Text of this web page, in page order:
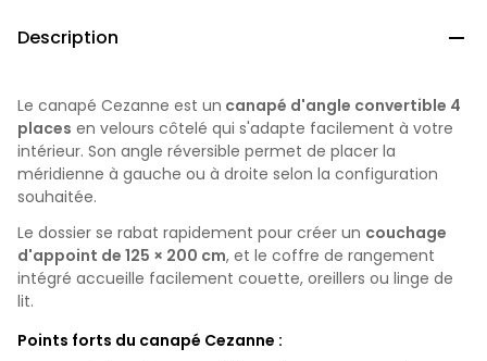
Description 
Le canapé Cezanne est un canapé d'angle convertible 4
places en velours côtelé qui s'adapte facilement à votre
intérieur. Son angle réversible permet de placer la
méridienne à gauche ou à droite selon la configuration
souhaitée.
Le dossier se rabat rapidement pour créer un couchage
d'appoint de 125 × 200 cm, et le coffre de rangement
intégré accueille facilement couette, oreillers ou linge de
lit.
Points forts du canapé Cezanne :